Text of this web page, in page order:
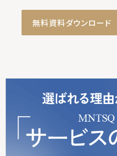
無料資料ダウンロード